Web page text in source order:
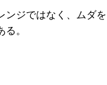
ンジではなく、ムダ
。